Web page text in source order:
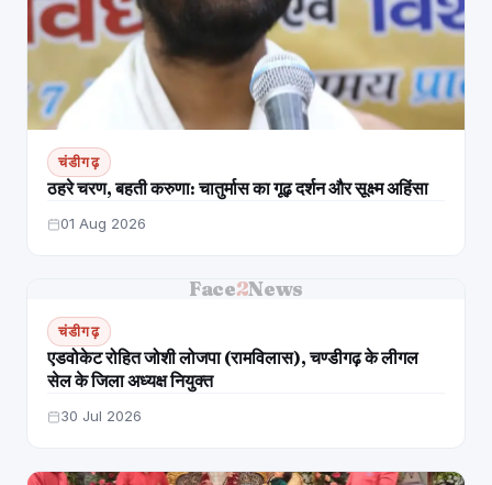
चंडीगढ़
ठहरे चरण, बहती करुणा: चातुर्मास का गूढ़ दर्शन और सूक्ष्म अहिंसा
01 Aug 2026
Face2News
चंडीगढ़
एडवोकेट रोहित जोशी लोजपा (रामविलास), चण्डीगढ़ के लीगल
सेल के जिला अध्यक्ष नियुक्त
30 Jul 2026